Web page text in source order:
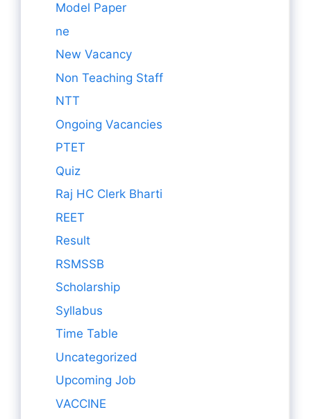
Model Paper
ne
New Vacancy
Non Teaching Staff
NTT
Ongoing Vacancies
PTET
Quiz
Raj HC Clerk Bharti
REET
Result
RSMSSB
Scholarship
Syllabus
Time Table
Uncategorized
Upcoming Job
VACCINE